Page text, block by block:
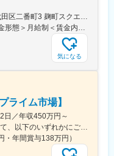
＜勤務地詳細＞本社住所：東京都千代田区二番町3 麹町スクエア3F勤務地最寄駅：東京メトロ有楽町線／麹町駅受動喫煙対策：敷地内全面禁煙変更の範囲：会社の定める事業所（リモートワーク含む）
＜予定年収＞574万円～763万円＜賃金形態＞月給制＜賃金内訳＞月額（基本給）：285,000円～379,000円＜月給＞285,000円～379,000円＜昇給有無＞有＜残業手当＞有＜給与補足＞【賞与】（'26年度実績）6.6か月分支給【モデル年収例】622万円 入社5年目 (月給30万9千円＋賞与+月残業15時間)賃金はあくまでも目安の金額であり、選考を通じて上下する可能性があります。月給(月額)は固定手当を含めた表記です。
気になる
ライム市場】
日／年収450万円～
【東京or大阪or福岡】配属部署に応じて、以下のいずれかにご勤務いただきます。初期配属地は、ご希望の地域に配属いたします。■本社東京都港区東新橋1-5-2 汐留シティセンター19F☆JR・地下鉄各線 新橋駅より徒歩1分☆都営地下鉄大江戸線 汐留駅より徒歩1分■豊洲事業所東京都江東区東雲1-7-12 KDX豊洲グランスクエア7F☆東京メトロ有楽町線・ゆりかもめ 豊洲駅 徒歩12分☆りんかい線 東雲駅 徒歩12分※豊洲駅より「KDXグランスクエア行き無料シャトルバス」が運行しています。■関西支社大阪府大阪市北区堂島浜2-2-28 堂島アクシスビル12F☆地下鉄四ツ橋線・西梅田駅より徒歩10分・肥後橋駅 徒歩7分☆JR大阪駅 徒歩15分■九州支社福岡県福岡市博多区博多駅東2-10-35 博多プライムイースト3F☆JR博多駅より徒歩7分※受動喫煙対策有（屋内全面禁煙）
年間賞与138万円）